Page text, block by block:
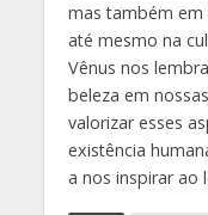
mas também em
até mesmo na
Vênus nos
beleza em
valorizar esses
existência
a nos inspirar ao